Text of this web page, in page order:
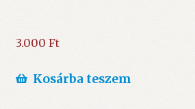
3.000 Ft
Kosárba teszem